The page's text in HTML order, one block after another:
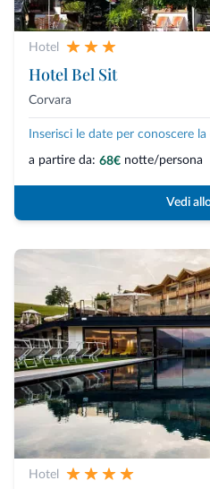
Hotel
Hotel Bel Sit
Corvara
Inserisci le date per conoscere
a partire da: 68€ notte/persona
Vedi
Hotel